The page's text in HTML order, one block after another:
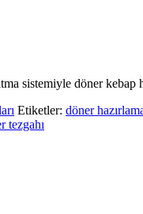
sistemiyle döner kebap
Etiketler: döner
tezgahı